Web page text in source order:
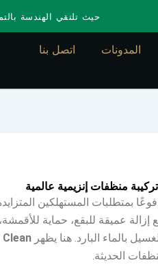
حيث تلتقي الهندسة
المدونات اتصل بنا
بمتطلبات المستهلكين
عميقة للبقع، حماية للأقمشة،
بالماء البارد. هنا يظهر Clean
الحديثة.